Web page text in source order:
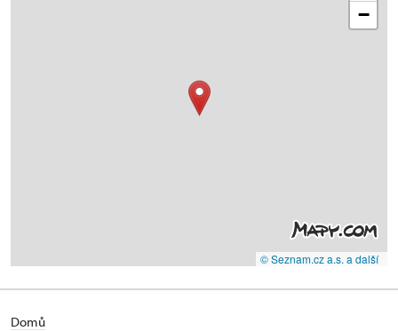
−
© Seznam.cz a.s. a další
Domů